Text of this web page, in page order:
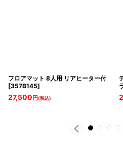
フロアマット 8人用 リアヒーター付
[357B145]
27,500 円(税込)